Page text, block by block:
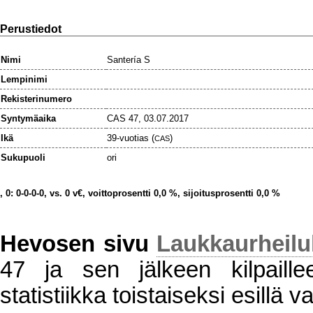
Perustiedot
Nimi
Santería S
Lempinimi
Rekisterinumero
Syntymäaika
CAS 47, 03.07.2017
Ikä
39-vuotias (CAS)
Sukupuoli
ori
, 0: 0-0-0-0, vs. 0 v€, voittoprosentti 0,0 %, sijoitusprosentti 0,0 %
Hevosen sivu
47 ja sen jälkeen
statistiikka toistaiseksi esillä